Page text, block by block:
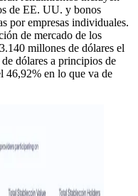
de EE. UU. y bonos
por empresas individuales.
de mercado de los
millones de dólares el
dólares a principios de
46,92% en lo que va de